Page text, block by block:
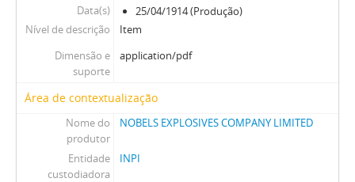
Data(s)
25/04/1914 (Produção)
Nível de descrição
Item
Dimensão e
suporte
application/pdf
Área de contextualização
Nome do
produtor
NOBELS EXPLOSIVES COMPANY LIMITED
Entidade
custodiadora
INPI